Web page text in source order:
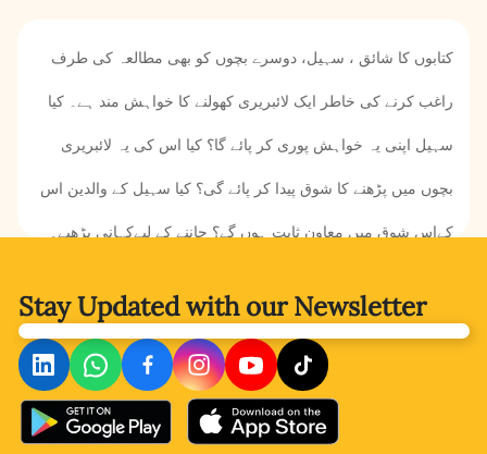
کتابوں کا شائق ، سہیل، دوسرے بچوں کو بھی مطالعہ کی طرف
راغب کرنے کی خاطر ایک لائبریری کھولنے کا خواہش مند ہے۔ کیا
سہیل اپنی یہ خواہش پوری کر پائے گا؟ کیا اس کی یہ لائبریری
بچوں میں پڑھنے کا شوق پیدا کر پائے گی؟ کیا سہیل کے والدین اس
کےاس شوق میں معاون ثابت ہوں گے؟ جاننے کے لیےکہانی پڑھیے۔
Stay Updated withour Newsletter